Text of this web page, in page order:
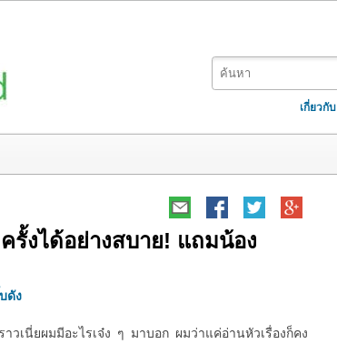
เกี่ยวกับ
รั้งได้อย่างสบาย! แถมน้อง
ดัง
วเนี่ยผมมีอะไรเจ๋ง ๆ มาบอก ผมว่าแค่อ่านหัวเรื่องก็คง